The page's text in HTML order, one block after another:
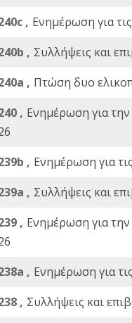
, Ενημέρωση για
, Συλλήψεις και
, Πτώση δυο
, Ενημέρωση για
, Ενημέρωση για
, Συλλήψεις και
, Ενημέρωση για
, Ενημέρωση για
, Συλλήψεις και